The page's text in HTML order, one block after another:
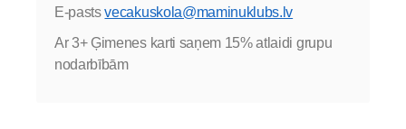
E-pasts vecakuskola@maminuklubs.lv
Ar 3+ Ģimenes karti saņem 15% atlaidi grupu
nodarbībām